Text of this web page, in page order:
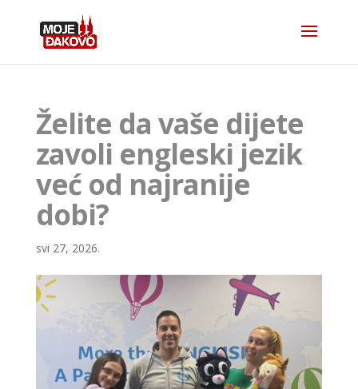
Želite da vaše dijete
zavoli engleski jezik
već od najranije
dobi?
svi 27, 2026.